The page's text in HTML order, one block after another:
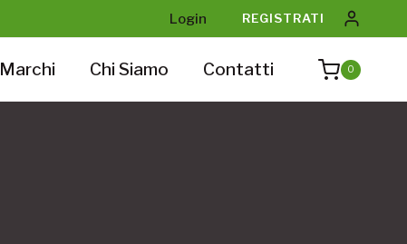
Login REGISTRATI
Marchi Chi Siamo Contatti 0